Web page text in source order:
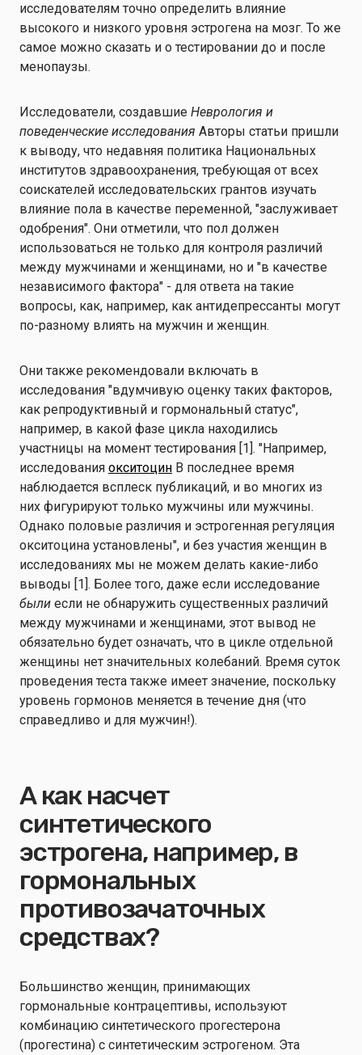
исследователям точно определить влияние
высокого и низкого уровня эстрогена на мозг. То же
самое можно сказать и о тестировании до и после
менопаузы.
Исследователи, создавшие Неврология и
поведенческие исследования Авторы статьи пришли
к выводу, что недавняя политика Национальных
институтов здравоохранения, требующая от всех
соискателей исследовательских грантов изучать
влияние пола в качестве переменной, "заслуживает
одобрения". Они отметили, что пол должен
использоваться не только для контроля различий
между мужчинами и женщинами, но и "в качестве
независимого фактора" - для ответа на такие
вопросы, как, например, как антидепрессанты могут
по-разному влиять на мужчин и женщин.
Они также рекомендовали включать в
исследования "вдумчивую оценку таких факторов,
как репродуктивный и гормональный статус",
например, в какой фазе цикла находились
участницы на момент тестирования [1]. "Например,
исследования окситоцин В последнее время
наблюдается всплеск публикаций, и во многих из
них фигурируют только мужчины или мужчины.
Однако половые различия и эстрогенная регуляция
окситоцина установлены", и без участия женщин в
исследованиях мы не можем делать какие-либо
выводы [1]. Более того, даже если исследование
были если не обнаружить существенных различий
между мужчинами и женщинами, этот вывод не
обязательно будет означать, что в цикле отдельной
женщины нет значительных колебаний. Время суток
проведения теста также имеет значение, поскольку
уровень гормонов меняется в течение дня (что
справедливо и для мужчин!).
А как насчет
синтетического
эстрогена, например, в
гормональных
противозачаточных
средствах?
Большинство женщин, принимающих
гормональные контрацептивы, используют
комбинацию синтетического прогестерона
(прогестина) с синтетическим эстрогеном. Эта